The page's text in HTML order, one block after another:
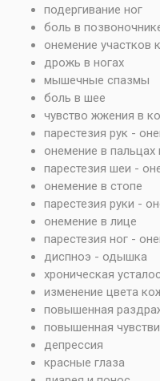
подергивание ног
боль в
онемение участков
дрожь в ногах
мышечные спазмы
боль в шее
чувство жжения в
парестезия рук -
онемение в пальцах
парестезия шеи -
онемение в стопе
парестезия руки -
онемение в лице
парестезия ног -
диспноэ - одышка
хроническая
изменение цвета
повышенная
повышенная
депрессия
красные глаза